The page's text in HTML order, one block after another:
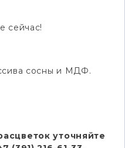
сейчас!
сосны и МДФ.
уточняйте